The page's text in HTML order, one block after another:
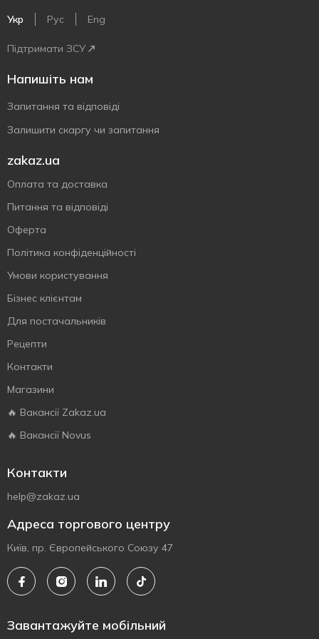
Укр Рус Eng
Підтримати ЗСУ
Напишіть нам
Запитання та відповіді
Залишити скаргу чи запитання
zakaz.ua
Оплата та доставка
Питання та відповіді
Оферта
Політика конфіденційності
Умови користування
Бізнес клієнтам
Для постачальників
Рецепти
Контакти
Магазини
🔥 Вакансії Zakaz.ua
🔥 Вакансії Novus
Контакти
help@zakaz.ua
Адреса торгового центру
Київ, пр. Європейського Союзу 47
Завантажуйте мобільний